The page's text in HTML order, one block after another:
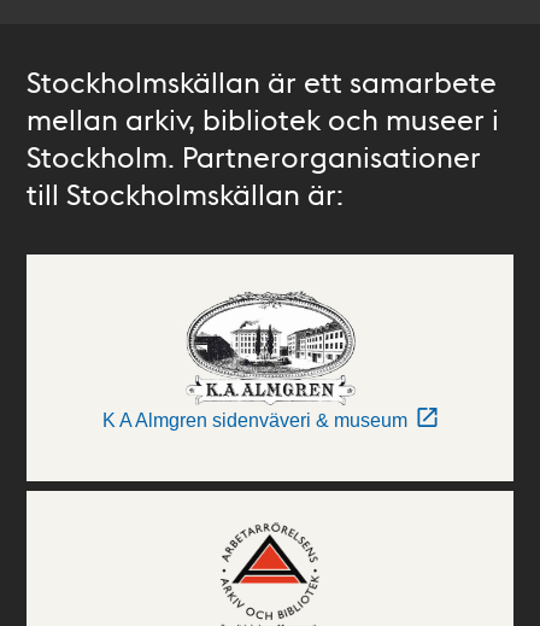
Stockholmskällan är ett samarbete
mellan arkiv, bibliotek och museer i
Stockholm. Partnerorganisationer
till Stockholmskällan är:
K A Almgren sidenväveri & museum